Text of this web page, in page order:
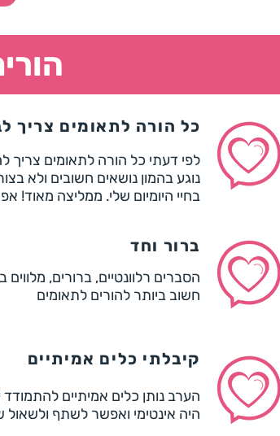
כל הורה לתאומים צריך
לפי דעתי כל הורה לתאומים צריך
נוגע בהמון נושאים חשובים ולא
בחיי היומיום שלי. ממליצה מאוד!
ברור וחד
הסברים רלוונטיים, ברורים,
חשוב ביותר להורים לתאומים
קיבלתי כלים אמיתיים
הערב נותן כלים אמיתיים
היה אינטימי ואפשר לשתף ולשאול